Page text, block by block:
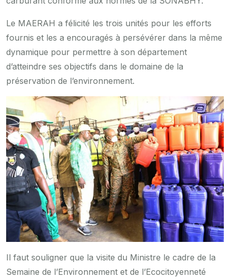
Le MAERAH a félicité les trois unités pour les efforts
fournis et les a encouragés à persévérer dans la même
dynamique pour permettre à son département
d’atteindre ses objectifs dans le domaine de la
préservation de l’environnement.
Il faut souligner que la visite du Ministre le cadre de la
Semaine de l’Environnement et de l’Ecocitoyenneté